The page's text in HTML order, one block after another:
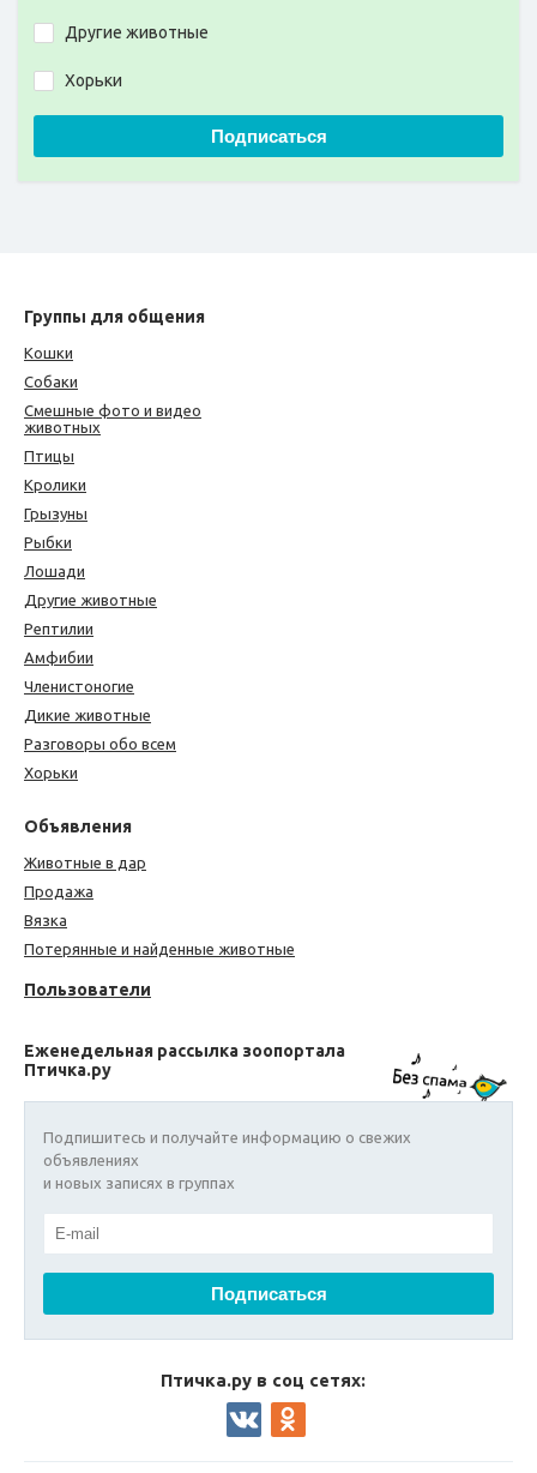
Другие животные
Хорьки
Подписаться
Группы для общения
Кошки
Собаки
Смешные фото и видео
животных
Птицы
Кролики
Грызуны
Рыбки
Лошади
Другие животные
Рептилии
Амфибии
Членистоногие
Дикие животные
Разговоры обо всем
Хорьки
Объявления
Животные в дар
Продажа
Вязка
Потерянные и найденные животные
Пользователи
Еженедельная рассылка зоопортала
Птичка.ру
Подпишитесь и получайте информацию о свежих
объявлениях
и новых записях в группах
Птичка.ру в соц сетях: